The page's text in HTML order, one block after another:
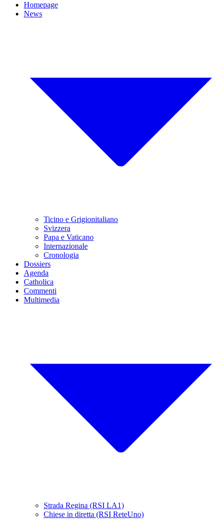
Homepage
News
Ticino e Grigionitaliano
Svizzera
Papa e Vaticano
Internazionale
Cronologia
Dossiers
Agenda
Catholica
Commenti
Multimedia
Strada Regina (RSI LA1)
Chiese in diretta (RSI ReteUno)